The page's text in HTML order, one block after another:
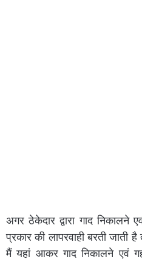
अगर ठेकेदार द्वारा गाद निकालने
प्रकार की लापरवाही बरती
मैं यहां आकर गाद निकालने एवं